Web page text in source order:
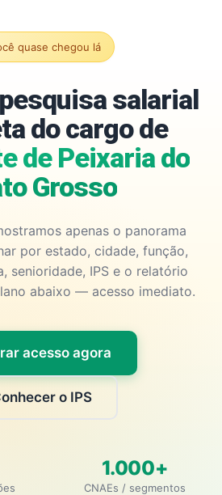
quase chegou lá
salarial
do cargo de
de Peixaria do
Grosso
apenas o panorama
por estado, cidade, função,
senioridade, IPS e o relatório
abaixo — acesso imediato.
acesso agora
o IPS
1.000+
CNAEs / segmentos